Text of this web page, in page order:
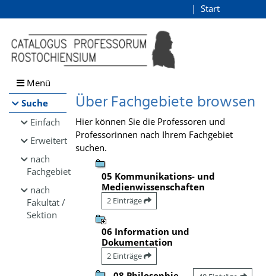
Browsen
direkt zum Inhalt
Start
Menü
Suche
Einfach
Erweitert
nach
Fachgebiet
nach
Fakultät /
Sektion
Über Fachgebiete browsen
Hier können Sie die Professoren und
Professorinnen nach Ihrem Fachgebiet
suchen.
05 Kommunikations- und
Medienwissenschaften
2 Einträge
06 Information und
Dokumentation
2 Einträge